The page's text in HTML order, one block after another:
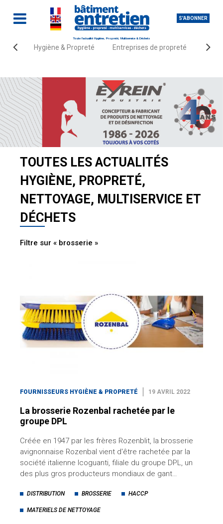
S'ABONNER
Toute l'actualité Hygiène, Propreté, Multiservice & Déchets
Hygiène & Propreté Entreprises de propreté
Accueil Actualités
TOUTES LES ACTUALITÉS
HYGIÈNE, PROPRETÉ,
NETTOYAGE, MULTISERVICE ET
DÉCHETS
Filtre sur « brosserie »
FOURNISSEURS HYGIÈNE & PROPRETÉ 19 AVRIL 2022
La brosserie Rozenbal rachetée par le
groupe DPL
Créée en 1947 par les frères Rozenblit, la brosserie
avignonnaise Rozenbal vient d'être rachetée par la
société italienne Icoguanti, filiale du groupe DPL, un
des plus gros producteurs mondiaux de gant…
DISTRIBUTION BROSSERIE HACCP
MATERIELS DE NETTOYAGE